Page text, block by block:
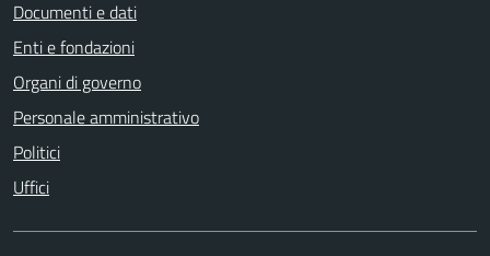
Documenti e dati
Enti e fondazioni
Organi di governo
Personale amministrativo
Politici
Uffici